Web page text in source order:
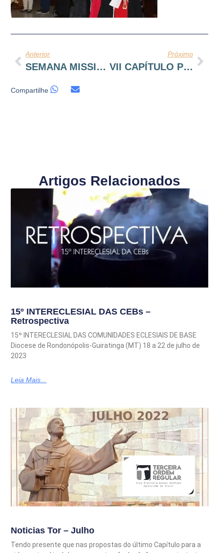
Anterior
SEMANA MISSIONÁRIA FRANCISCANA
Próximo
VII CAPÍTULO PROVINCIAL DA TOR EM MOGI MIRIM
Compartilhe
Artigos Relacionados
15º INTERECLESIAL DAS CEBs –
Retrospectiva
15º INTERECLESIAL DAS COMUNIDADES ECLESIAIS DE BASE
Diocese de Rondonópolis-Guiratinga (MT) 18 a 22 de julho de
2023
Leia Mais...
Noticias Tor – Julho
Tendo presente que nas propostas do último Capítulo para a